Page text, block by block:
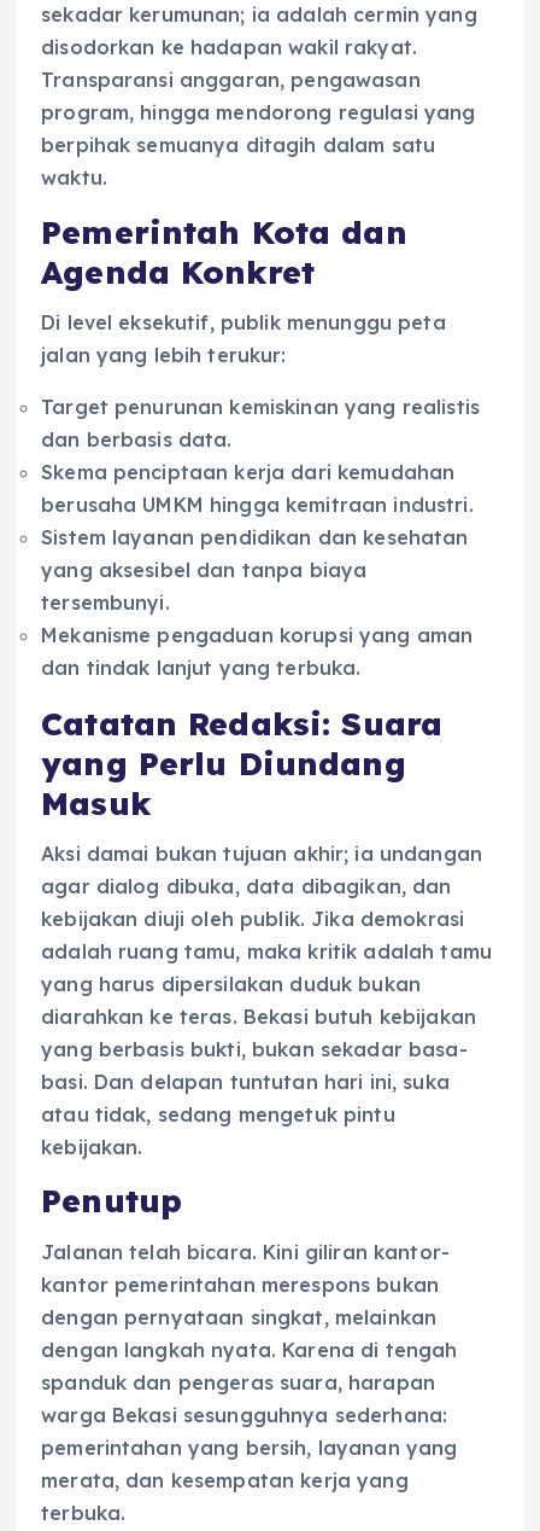
sekadar kerumunan; ia adalah cermin yang
disodorkan ke hadapan wakil rakyat.
Transparansi anggaran, pengawasan
program, hingga mendorong regulasi yang
berpihak semuanya ditagih dalam satu
waktu.
Pemerintah Kota dan
Agenda Konkret
Di level eksekutif, publik menunggu peta
jalan yang lebih terukur:
Target penurunan kemiskinan yang realistis
dan berbasis data.
Skema penciptaan kerja dari kemudahan
berusaha UMKM hingga kemitraan industri.
Sistem layanan pendidikan dan kesehatan
yang aksesibel dan tanpa biaya
tersembunyi.
Mekanisme pengaduan korupsi yang aman
dan tindak lanjut yang terbuka.
Catatan Redaksi: Suara
yang Perlu Diundang
Masuk
Aksi damai bukan tujuan akhir; ia undangan
agar dialog dibuka, data dibagikan, dan
kebijakan diuji oleh publik. Jika demokrasi
adalah ruang tamu, maka kritik adalah tamu
yang harus dipersilakan duduk bukan
diarahkan ke teras. Bekasi butuh kebijakan
yang berbasis bukti, bukan sekadar basa-
basi. Dan delapan tuntutan hari ini, suka
atau tidak, sedang mengetuk pintu
kebijakan.
Penutup
Jalanan telah bicara. Kini giliran kantor-
kantor pemerintahan merespons bukan
dengan pernyataan singkat, melainkan
dengan langkah nyata. Karena di tengah
spanduk dan pengeras suara, harapan
warga Bekasi sesungguhnya sederhana:
pemerintahan yang bersih, layanan yang
merata, dan kesempatan kerja yang
terbuka.